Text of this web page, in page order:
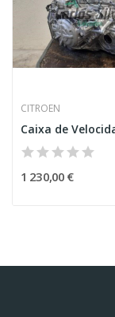
CITROEN
1 230,00 €